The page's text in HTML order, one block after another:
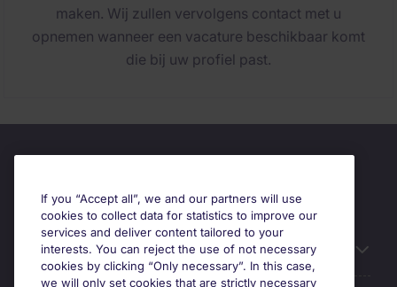
maken. Wij zullen vervolgens contact met u
opnemen wanneer een vacature beschikbaar komt
die bij uw profiel past.
Useful information
If you “Accept all”, we and our partners will use
cookies to collect data for statistics to improve our
services and deliver content tailored to your
interests. You can reject the use of not necessary
cookies by clicking “Only necessary”. In this case,
we will only set cookies that are strictly necessary